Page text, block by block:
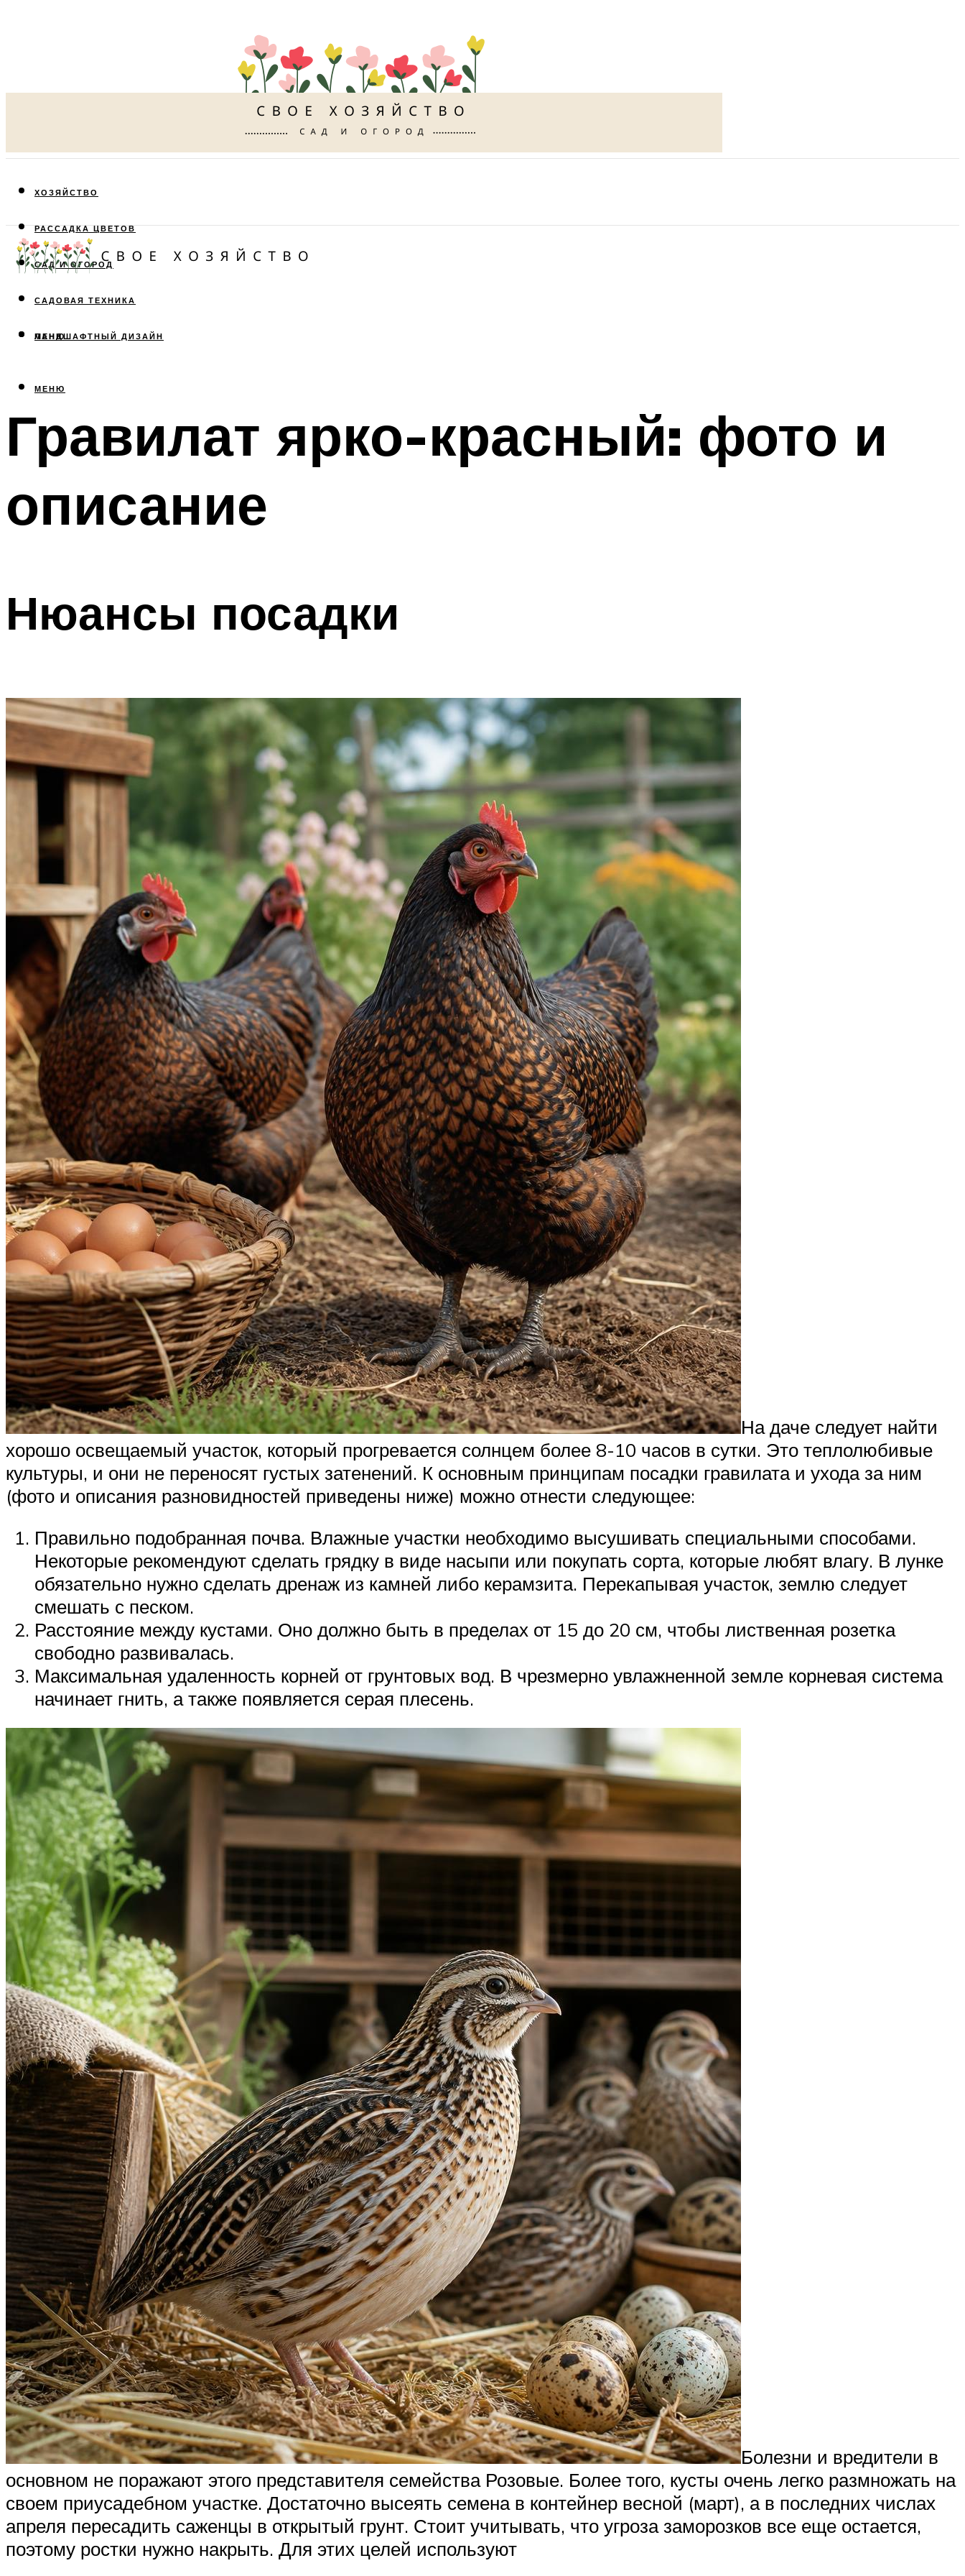
ХОЗЯЙСТВО
РАССАДКА ЦВЕТОВ
САД И ОГОРОД
САДОВАЯ ТЕХНИКА
ЛАНДШАФТНЫЙ ДИЗАЙН
МЕНЮ
МЕНЮ
Гравилат ярко-красный: фото и
описание
Нюансы посадки
На даче следует найти
хорошо освещаемый участок, который прогревается солнцем более 8-10 часов в сутки. Это теплолюбивые
культуры, и они не переносят густых затенений. К основным принципам посадки гравилата и ухода за ним
(фото и описания разновидностей приведены ниже) можно отнести следующее:
Правильно подобранная почва. Влажные участки необходимо высушивать специальными способами.
Некоторые рекомендуют сделать грядку в виде насыпи или покупать сорта, которые любят влагу. В лунке
обязательно нужно сделать дренаж из камней либо керамзита. Перекапывая участок, землю следует
смешать с песком.
Расстояние между кустами. Оно должно быть в пределах от 15 до 20 см, чтобы лиственная розетка
свободно развивалась.
Максимальная удаленность корней от грунтовых вод. В чрезмерно увлажненной земле корневая система
начинает гнить, а также появляется серая плесень.
Болезни и вредители в
основном не поражают этого представителя семейства Розовые. Более того, кусты очень легко размножать на
своем приусадебном участке. Достаточно высеять семена в контейнер весной (март), а в последних числах
апреля пересадить саженцы в открытый грунт. Стоит учитывать, что угроза заморозков все еще остается,
поэтому ростки нужно накрыть. Для этих целей используют